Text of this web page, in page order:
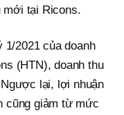
mới tại Ricons.
2021 của doanh
(HTN), doanh thu
lại, lợi nhuận
cũng giảm từ mức